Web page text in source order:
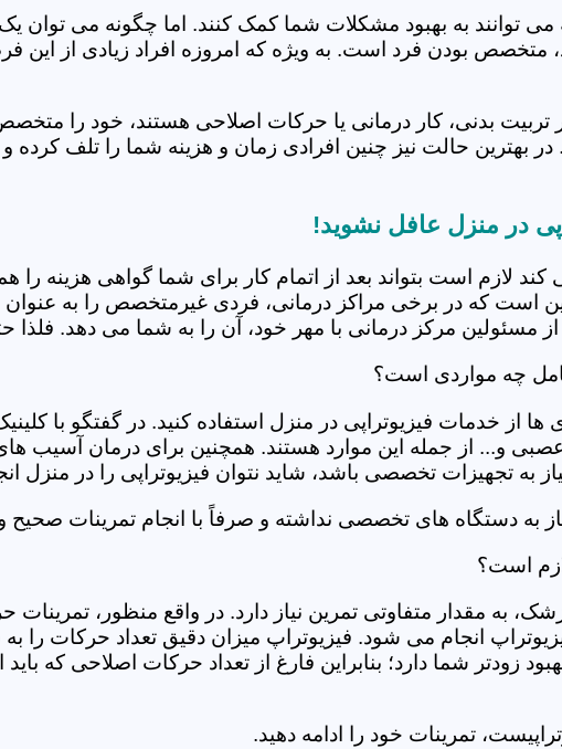
توانند به بهبود مشکلات شما کمک کنند. اما چگونه می
متخصص بودن فرد است. به ویژه که امروزه افراد زیادی از
تربیت بدنی، کار درمانی یا حرکات اصلاحی هستند، خود را
بهترین حالت نیز چنین افرادی زمان و هزینه شما را تلف
در منزل عافل نشوید!
کند لازم است بتواند بعد از اتمام کار برای شما گواهی هزینه را
است که در برخی مراکز درمانی، فردی غیرمتخصص را به عنوان
مسئولین مرکز درمانی با مهر خود، آن را به شما می دهد. فلذا
چه مواردی است؟
از خدمات فیزیوتراپی در منزل استفاده کنید. در گفتگو با
و... از جمله این موارد هستند. همچنین برای درمان آسیب های
به تجهیزات تخصصی باشد، شاید نتوان فیزیوتراپی را در منزل
به دستگاه های تخصصی نداشته و صرفاً با انجام تمرینات صحیح
است؟
به مقدار متفاوتی تمرین نیاز دارد. در واقع منظور،
انجام می شود. فیزیوتراپ میزان دقیق تعداد حرکات را
شما دارد؛ بنابراین فارغ از تعداد حرکات اصلاحی که باید
تمرینات خود را ادامه دهید.